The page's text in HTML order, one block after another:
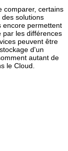
comparer, certains
solutions
encore permettent
par les différences
peuvent être
d'un
autant de
le Cloud.